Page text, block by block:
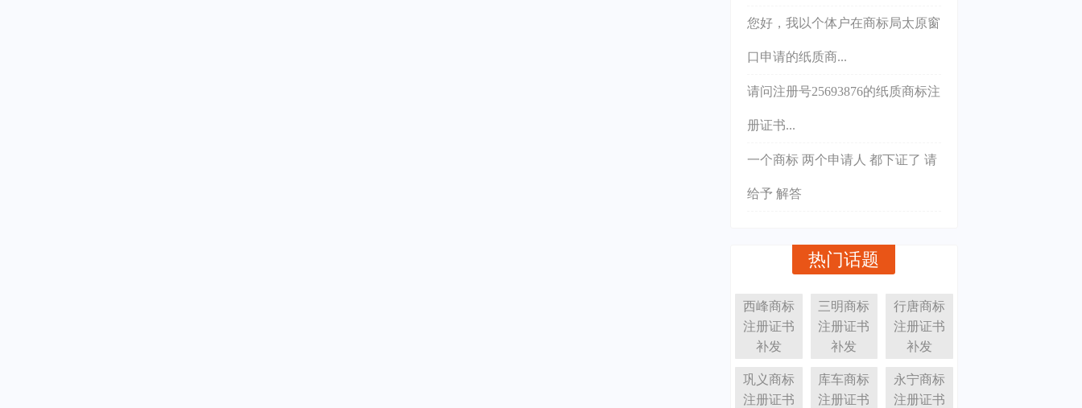
您好，我以个体户在商标局太原窗
口申请的纸质商...
请问注册号25693876的纸质商标注
册证书...
一个商标 两个申请人 都下证了 请
给予 解答
热门话题
西峰商标
注册证书
补发
三明商标
注册证书
补发
行唐商标
注册证书
补发
巩义商标
注册证书
库车商标
注册证书
永宁商标
注册证书